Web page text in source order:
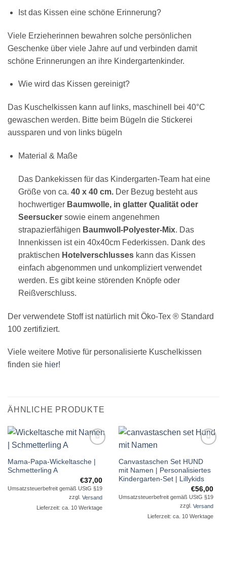
Ist das Kissen eine schöne Erinnerung?
Viele Erzieherinnen bewahren solche persönlichen
Geschenke über viele Jahre auf und verbinden damit
schöne Erinnerungen an ihre Kindergartenkinder.
Wie wird das Kissen gereinigt?
Das Kuschelkissen kann auf links, maschinell bei 40°C
gewaschen werden. Bitte beim Bügeln die Stickerei
aussparen und von links bügeln
Material & Maße
Das Dankekissen für das Kindergarten-Team hat eine
Größe von ca. 40 x 40 cm. Der Bezug besteht aus
hochwertiger Baumwolle, in glatter Qualität oder
Seersuckersowie einem angenehmen
strapazierfähigen Baumwoll-Polyester-Mix. Das
Innenkissen ist ein 40x40cm Federkissen. Dank des
praktischen Hotelverschlusseskann das Kissen
einfach abgenommen und unkompliziert verwendet
werden. Es gibt keine störenden Knöpfe oder
Reißverschluss.
Der verwendete Stoff ist natürlich mit Öko-Tex ® Standard
100 zertifiziert.
Viele weitere Motive für personalisierte Kuschelkissen
finden sie hier!
ÄHNLICHE PRODUKTE
Wunschliste
Mama-Papa-Wickeltasche |
Schmetterling A
€37,00
Umsatzsteuerbefreit gemäß UStG §19
zzgl. Versand
Lieferzeit: ca. 10 Werktage
Wunschliste
Canvastaschen Set HUND
mit Namen | Personalisiertes
Kindergarten-Set | Lillykids
€56,00
Umsatzsteuerbefreit gemäß UStG §19
zzgl. Versand
Lieferzeit: ca. 10 Werktage